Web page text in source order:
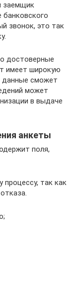
заемщик
банковского
звонок, это так
достоверные
имеет широкую
данные сможет
может
в выдаче
анкеты
поля,
процессу, так как